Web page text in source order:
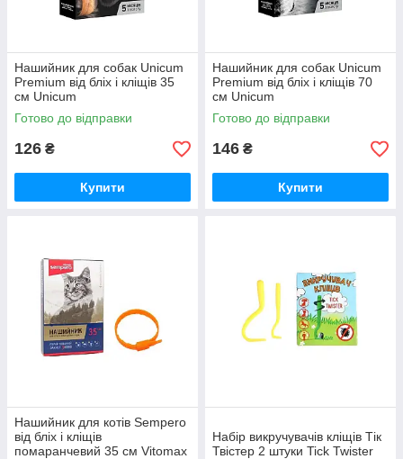
Нашийник для собак Unicum
Premium від бліх і кліщів 35
см Unicum
Готово до відправки
126 ₴
Купити
Нашийник для собак Unicum
Premium від бліх і кліщів 70
см Unicum
Готово до відправки
146 ₴
Купити
Нашийник для котів Sempero
від бліх і кліщів
помаранчевий 35 см Vitomax
Набір викручувачів кліщів Тік
Твістер 2 штуки Tick Twister